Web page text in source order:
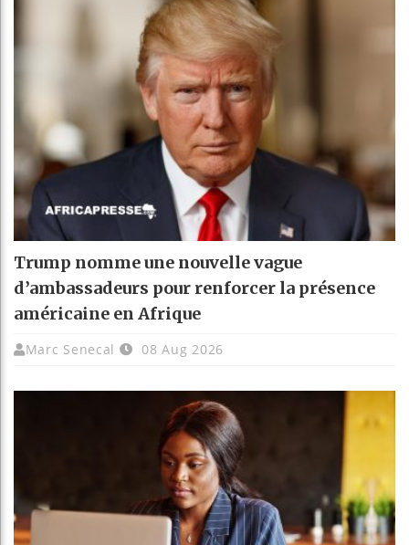
Trump nomme une nouvelle vague
d’ambassadeurs pour renforcer la présence
américaine en Afrique
Marc Senecal 08 Aug 2026